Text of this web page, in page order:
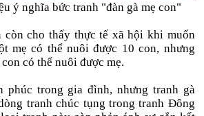
ý nghĩa bức tranh "đàn gà mẹ con"
còn cho thấy thực tế xã hội khi muốn
mẹ có thể nuôi được 10 con, nhưng
có thể nuôi được mẹ.
phúc trong gia đình, nhưng tranh gà
tranh chúc tụng trong tranh Đông